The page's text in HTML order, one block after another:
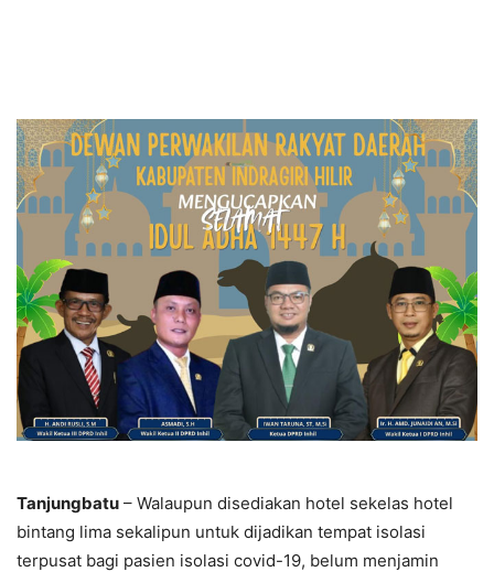
Tanjungbatu – Walaupun disediakan hotel sekelas hotel
bintang lima sekalipun untuk dijadikan tempat isolasi
terpusat bagi pasien isolasi covid-19, belum menjamin